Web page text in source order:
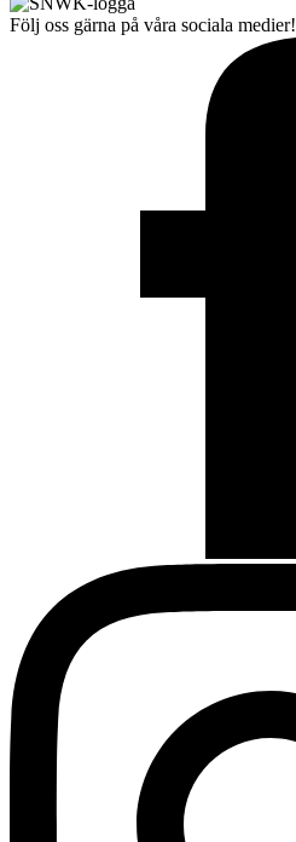
Följ oss gärna på våra sociala medier!